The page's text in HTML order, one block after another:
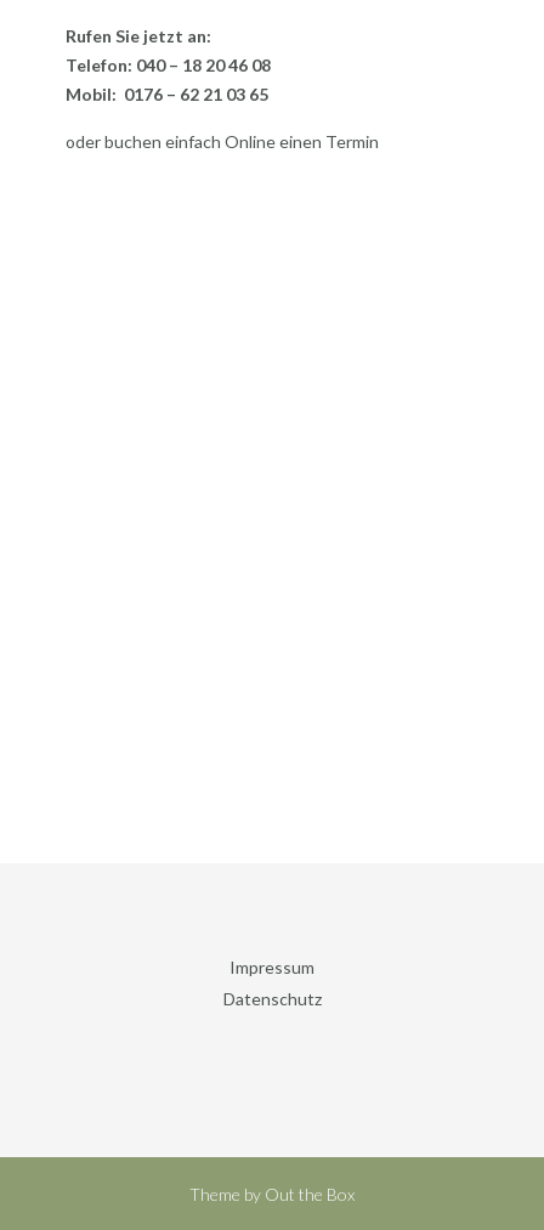
Rufen Sie jetzt an:
Telefon: 040 – 18 20 46 08
Mobil: 0176 – 62 21 03 65
oder buchen einfach Online einen Termin
Impressum
Datenschutz
Theme by Out the Box